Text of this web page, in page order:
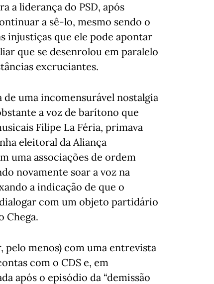
a liderança do PSD, após
a sê-lo, mesmo sendo o
injustiças que ele pode apontar
que se desenrolou em paralelo
excruciantes.
uma incomensurável nostalgia
a voz de barítono que
Filipe La Féria, primava
eleitoral da Aliança
uma associações de ordem
novamente soar a voz na
a indicação de que o
com um objeto partidário
Chega.
pelo menos) com uma entrevista
com o CDS e, em
após o episódio da “demissão